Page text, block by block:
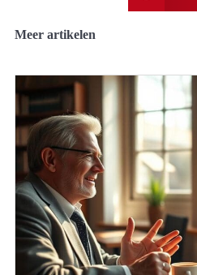
Meer artikelen